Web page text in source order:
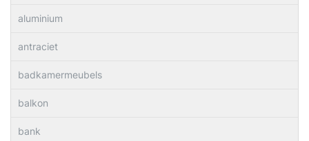
aluminium
antraciet
badkamermeubels
balkon
bank